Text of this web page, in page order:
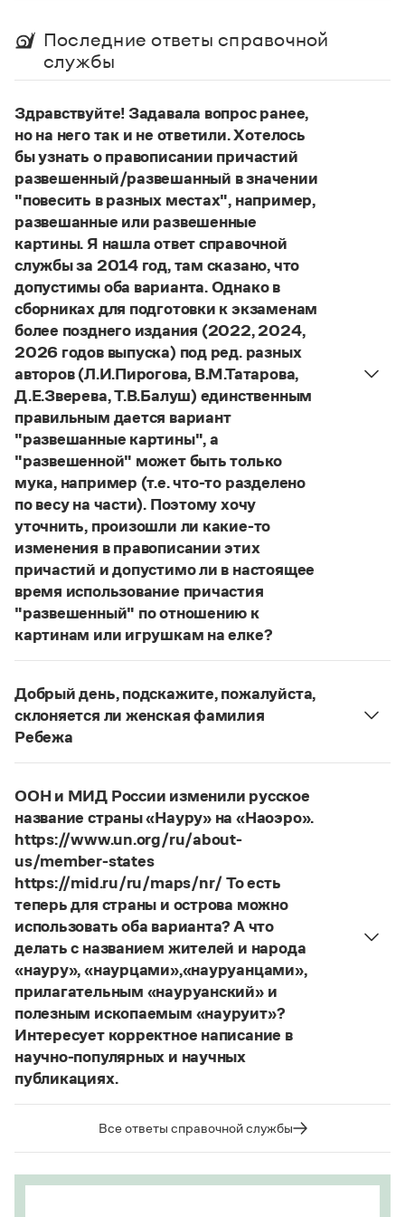
Справочники
Правила русской орфографии и пунктуации
Русский язык. Краткий теоретический курс
для школьников
Письмовник
Справочник по пунктуации
Справочник по фразеологии
Азбучные истины
Словарь-справочник непростые слова
Все справочники портала
Журнал
Новости и события
Статьи
Монологи
Интервью
Лекции и подкасты
Рекомендуем
Учебник Грамоты
Правила русского языка: от азов до тонкостей
Интерактивные упражнения: от простого к сложному
Скороговорки
Издательство
Словари
Научпоп
Все книги
Управление в русском языке
Словарь методических терминов
Правила русской орфографии и пунктуации
Последние ответы справочной
службы
Здравствуйте! Задавала вопрос ранее,
но на него так и не ответили. Хотелось
бы узнать о правописании причастий
развешенный/развешанный в значении
"повесить в разных местах", например,
развешанные или развешенные
картины. Я нашла ответ справочной
службы за 2014 год, там сказано, что
допустимы оба варианта. Однако в
сборниках для подготовки к экзаменам
более позднего издания (2022, 2024,
2026 годов выпуска) под ред. разных
авторов (Л.И.Пирогова, В.М.Татарова,
Д.Е.Зверева, Т.В.Балуш) единственным
правильным дается вариант
"развешанные картины", а
"развешенной" может быть только
мука, например (т.е. что-то разделено
по весу на части). Поэтому хочу
уточнить, произошли ли какие-то
изменения в правописании этих
причастий и допустимо ли в настоящее
время использование причастия
"развешенный" по отношению к
картинам или игрушкам на елке?
Нашответ2014 года по-прежнему актуален.
то игнорируют рекомендации нормативных
словарей русского языка, в которых указан глагол
развесить
развешенный) со значением «повесить в разных
местах (несколько, много предметов)». Ср.:
Я знаю, что на стенах своей квартиры вы
развесили разные географические карты
(И. С. Тургенев. Бретер). И эти карты, безусловно,
развешены.
Страница ответа
Добрый день, подскажите, пожалуйста,
склоняется ли женская фамилия
Ребежа
ФамилияРебежасклоняется (и мужская,
Страница ответа
ООН и МИД России изменили русское
название страны «Науру» на «Наоэро».
https://www.un.org/ru/about-
us/member-states
https://mid.ru/ru/maps/nr/ То есть
теперь для страны и острова можно
использовать оба варианта? А что
делать с названием жителей и народа
«науру», «наурцами»,«науруанцами»,
прилагательным «науруанский» и
полезным ископаемым «науруит»?
Интересует корректное написание в
научно-популярных и научных
публикациях.
Изменение касается только официального
названия государства. Все остальные слова,
быть использованы в любых текстах. Здесь
Все ответы справочной службы